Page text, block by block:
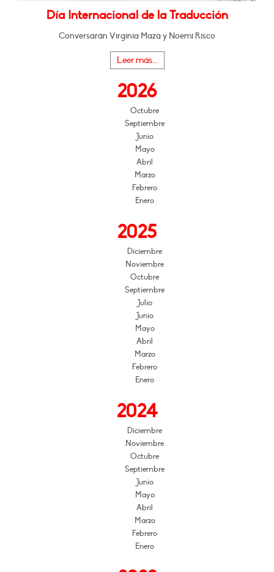
Día Internacional de la Traducción
Conversarán Virginia Maza y Noemi Risco
Leer más...
2026
Octubre
Septiembre
Junio
Mayo
Abril
Marzo
Febrero
Enero
2025
Diciembre
Noviembre
Octubre
Septiembre
Julio
Junio
Mayo
Abril
Marzo
Febrero
Enero
2024
Diciembre
Noviembre
Octubre
Septiembre
Junio
Mayo
Abril
Marzo
Febrero
Enero